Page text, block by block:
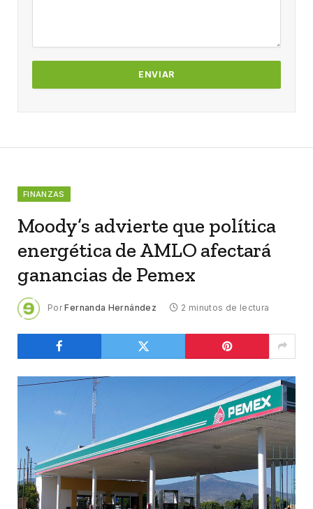
FINANZAS
Moody’s advierte que política
energética de AMLO afectará
ganancias de Pemex
Por Fernanda Hernández 2 minutos de lectura